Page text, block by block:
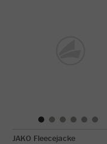
JAKO Fleecejacke